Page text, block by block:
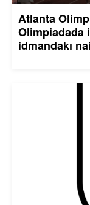
Atlanta
Olimpiadada
idmandakı